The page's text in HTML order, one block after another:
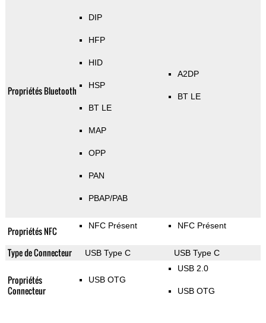
Propriétés Bluetooth
DIP
HFP
HID
HSP
BT LE
MAP
OPP
PAN
PBAP/PAB
A2DP
BT LE
Propriétés NFC NFC Présent NFC Présent
Type de Connecteur USB Type C USB Type C
Propriétés
Connecteur
USB OTG
USB 2.0
USB OTG